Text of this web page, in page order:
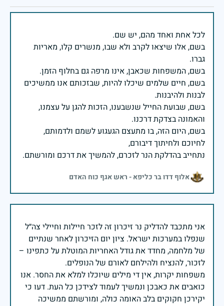
בשם, אלו שיצאו לקרב ולא שבו, מנשרים קלו, מאריות
בשם, חיים שלמים שיכלו להיות, שבזכותם אנו ממשיכים
בשם, שבועת החייל שנשבענו, הזכות להגן על עצמנו,
בשם, היום הזה, בו מתעצם הגעגוע לשמם ולדמותם,
נתחייב בהדלקת הנר לזכרם, להמשיך את דרכם ומורשתם.
אלוף דדו בר כליפא - ראש אגף כוח האדם
אני מתכבד להדליק נר זיכרון זה לזכר חיילות וחיילי צה״ל
שנפלו במערכות ישראל. ציון יום הזיכרון לאחר שנתיים
של מלחמה, מחדד את גודל האחריות המוטלת על כתפינו –
משפחות יקרות, אין די מילים שיוכלו למלא את החסר. אנו
כואבים את כאבכן ונמשיך לעמוד לצידכן כל העת. דעו כי
יקירכן חקוקים בלב האומה כולה, ומורשתם ממשיכה